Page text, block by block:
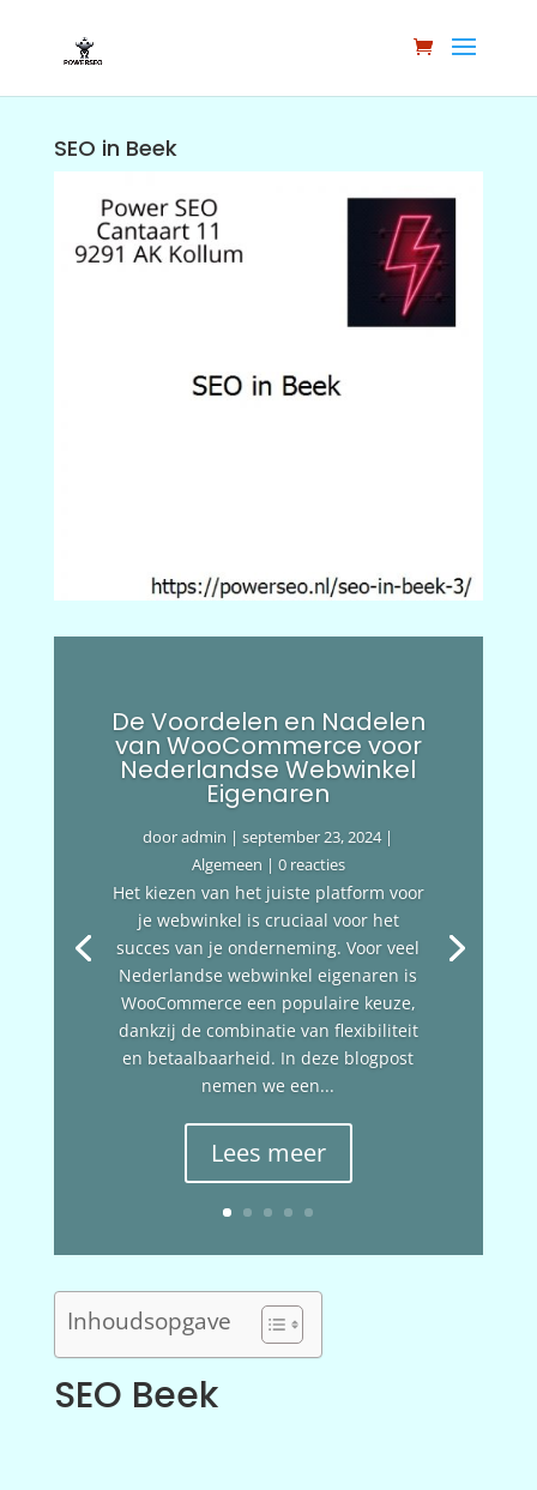
SEO in Beek
De Voordelen en Nadelen
van WooCommerce voor
Nederlandse Webwinkel
Eigenaren
dooradmin |september 23, 2024|
Algemeen | 0 reacties
Het kiezen van het juiste platform voor
je webwinkel is cruciaal voor het
succes van je onderneming. Voor veel
Nederlandse webwinkel eigenaren is
WooCommerce een populaire keuze,
dankzij de combinatie van flexibiliteit
en betaalbaarheid. In deze blogpost
nemen we een...
Lees meer
Inhoudsopgave
SEO Beek